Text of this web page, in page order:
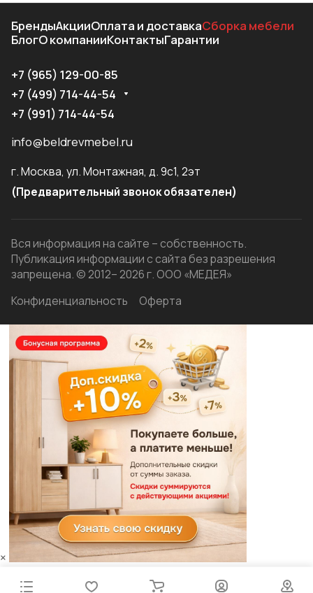
БрендыАкцииОплата и доставкаСборка мебели
БлогО компанииКонтактыГарантии
+7 (965) 129-00-85
+7 (499) 714-44-54
+7 (991) 714-44-54
info@beldrevmebel.ru
г. Москва, ул. Монтажная, д. 9с1, 2эт
(Предварительный звонок обязателен)
Вся информация на сайте – собственность.
Публикация информации с сайта без разрешения
запрещена. © 2012– 2026 г. ООО «МЕДЕЯ»
Конфиденциальность
Оферта
×